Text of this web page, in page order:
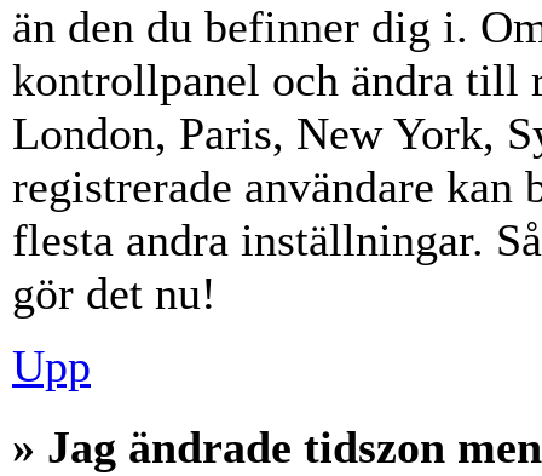
än den du befinner dig i.
kontrollpanel och ändra till
London, Paris, New York,
registrerade användare kan
flesta andra inställningar.
gör det nu!
Upp
» Jag ändrade tidszon